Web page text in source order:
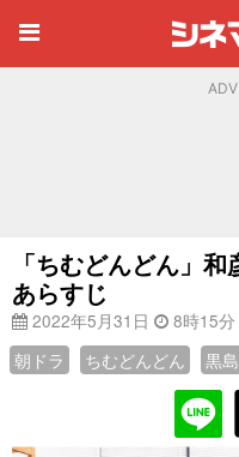
「ちむどんどん」
あらすじ
2022年5月31日
8時15分
朝ドラ
ちむどんどん 黒